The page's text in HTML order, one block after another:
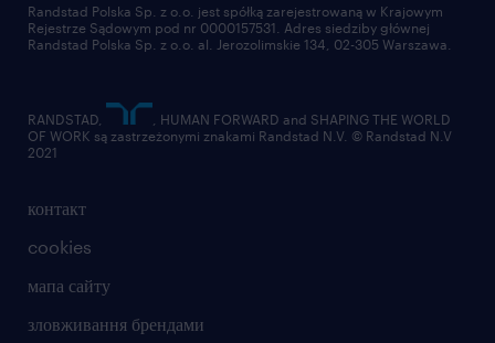
контакт
cookies
мапа сайту
зловживання брендами
Randstad Polska Sp. z o.o. jest spółką zarejestrowaną w Krajowym
Rejestrze Sądowym pod nr 0000157531. Adres siedziby głównej
Randstad Polska Sp. z o.o. al. Jerozolimskie 134, 02-305 Warszawa.
RANDSTAD,
, HUMAN FORWARD and SHAPING THE WORLD
OF WORK są zastrzeżonymi znakami Randstad N.V. © Randstad N.V
2021